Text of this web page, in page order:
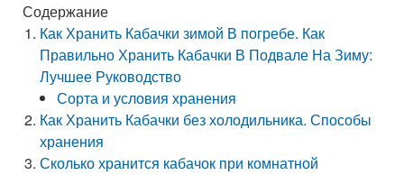
Содержание
Как Хранить Кабачки зимой В погребе. Как
Правильно Хранить Кабачки В Подвале На Зиму:
Лучшее Руководство
Сорта и условия хранения
Как Хранить Кабачки без холодильника. Способы
хранения
Сколько хранится кабачок при комнатной